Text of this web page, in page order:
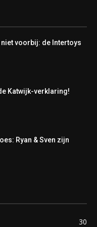
voorbij: de Intertoys
Katwijk-verklaring!
Ryan & Sven zijn
30